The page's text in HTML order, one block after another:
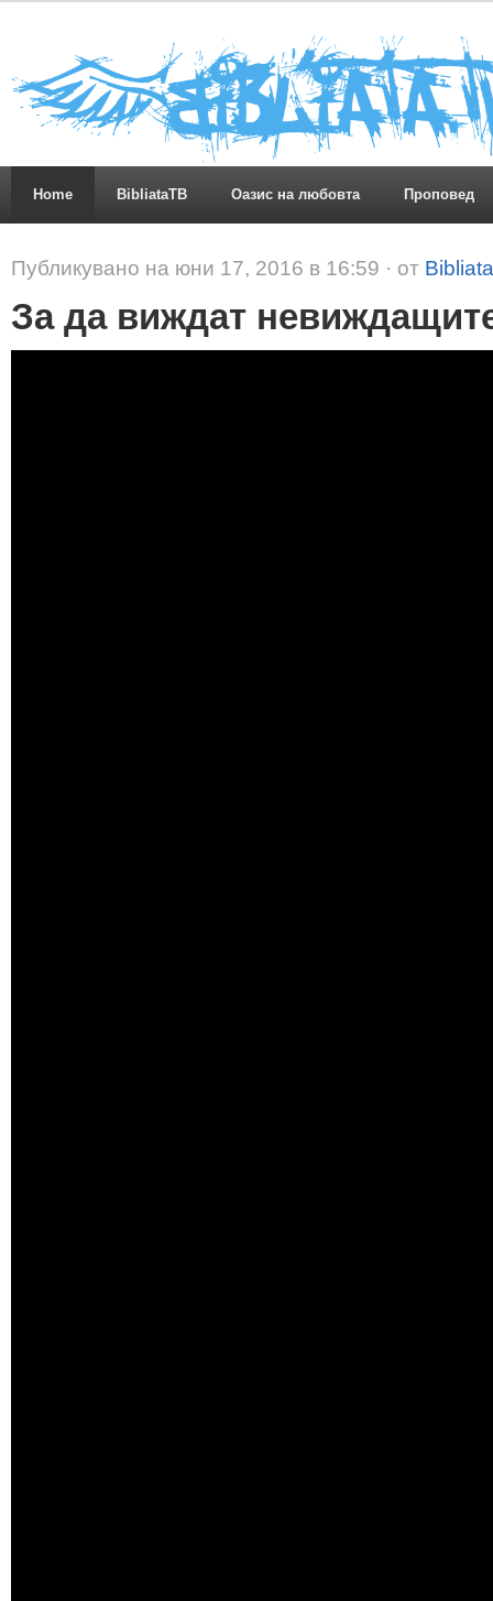
Home BibliataTB Оазис на любовта Проповед
Публикувано на юни 17, 2016 в 16:59 · от
За да виждат